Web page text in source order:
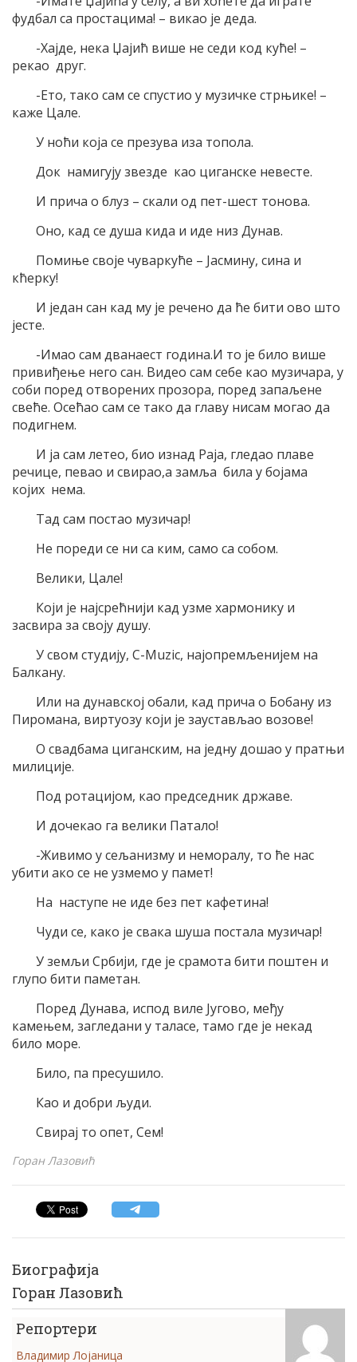
фудбал са простацима! – викао је деда.
-Хајде, нека Џајић више не седи код куће! –
рекао друг.
-Ето, тако сам се спустио у музичке стрњике! –
каже Цале.
У ноћи која се презува иза топола.
Док намигују звезде као циганске невесте.
И прича о блуз – скали од пет-шест тонова.
Оно, кад се душа кида и иде низ Дунав.
Помиње своје чуваркуће – Јасмину, сина и
кћерку!
И један сан кад му је речено да ће бити ово што
јесте.
-Имао сам дванаест година.И то је било више
привиђење него сан. Видео сам себе као музичара, у
соби поред отворених прозора, поред запаљене
свеће. Осећао сам се тако да главу нисам могао да
подигнем.
И ја сам летео, био изнад Раја, гледао плаве
речице, певао и свирао,а замља била у бојама
којих нема.
Тад сам постао музичар!
Не пореди се ни са ким, само са собом.
Велики, Цале!
Који је најсрећнији кад узме хармонику и
засвира за своју душу.
У свом студију, C-Muzic, најопремљенијем на
Балкану.
Или на дунавској обали, кад прича о Бобану из
Пиромана, виртуозу који је заустављао возове!
О свадбама циганским, на једну дошао у пратњи
милиције.
Под ротацијом, као председник државе.
И дочекао га велики Патало!
-Живимо у сељанизму и неморалу, то ће нас
убити ако се не узмемо у памет!
На наступе не иде без пет кафетина!
Чуди се, како је свака шуша постала музичар!
У земљи Србији, где је срамота бити поштен и
глупо бити паметан.
Поред Дунава, испод виле Југово, међу
камењем, загледани у таласе, тамо где је некад
било море.
Било, па пресушило.
Као и добри људи.
Свирај то опет, Сем!
Горан Лазовић
Биографија
Горан Лазовић
Репортери
Владимир Лојаница